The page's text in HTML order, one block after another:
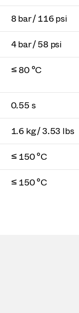
8 bar / 116 psi
4 bar / 58 psi
≤ 80 °C
0.55 s
1.6 kg / 3.53 lbs
≤ 150 °C
≤ 150 °C